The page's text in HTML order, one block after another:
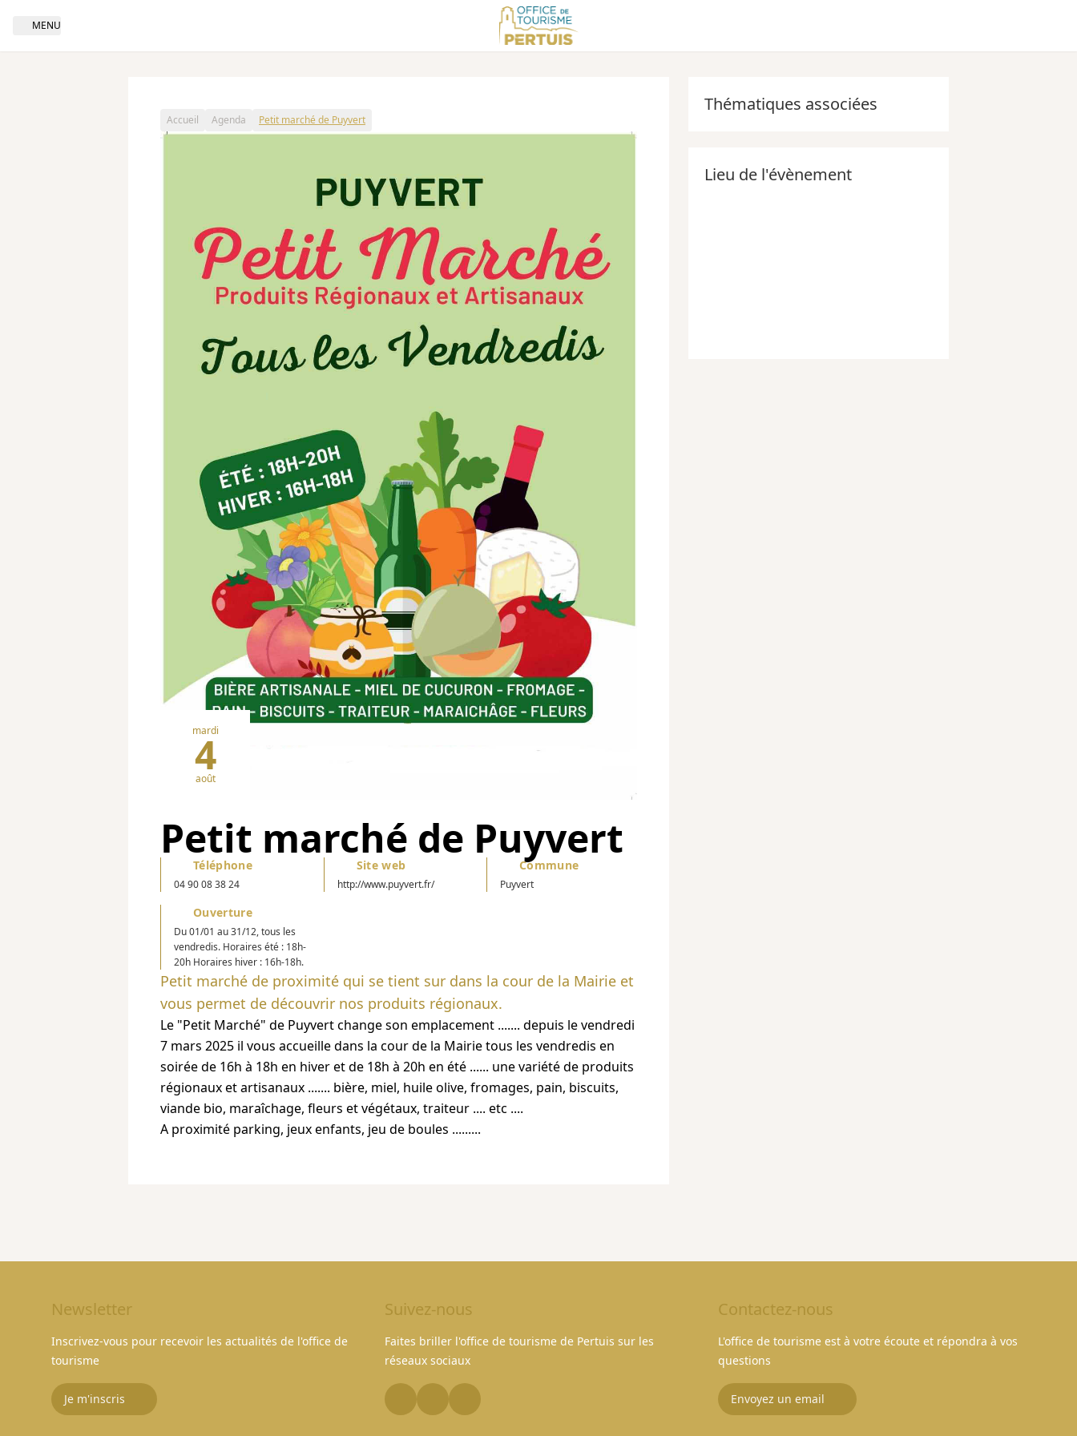
Open navigation
MENU
Accueil Agenda Petit marché de Puyvert
mardi
4
août
Petit marché de Puyvert
Téléphone
04 90 08 38 24
Site web
http://www.puyvert.fr/
Commune
Puyvert
Ouverture
Du 01/01 au 31/12, tous les
vendredis. Horaires été : 18h-
20h Horaires hiver : 16h-18h.
Petit marché de proximité qui se tient sur dans la cour de la Mairie et
vous permet de découvrir nos produits régionaux.
Le "Petit Marché" de Puyvert change son emplacement ....... depuis le vendredi
7 mars 2025 il vous accueille dans la cour de la Mairie tous les vendredis en
soirée de 16h à 18h en hiver et de 18h à 20h en été ...... une variété de produits
régionaux et artisanaux ....... bière, miel, huile olive, fromages, pain, biscuits,
viande bio, maraîchage, fleurs et végétaux, traiteur .... etc ....
Thématiques associées
Lieu de l'évènement
Newsletter
Inscrivez-vous pour recevoir les actualités de l'office de
tourisme
Je m'inscris
Suivez-nous
Faites briller l'office de tourisme de Pertuis sur les
réseaux sociaux
Contactez-nous
L'office de tourisme est à votre écoute et répondra à vos
questions
Envoyez un email